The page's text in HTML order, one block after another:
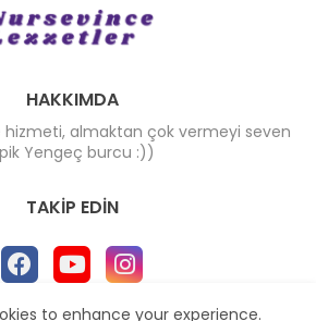
HAKKIMDA
hizmeti, almaktan çok vermeyi seven
Yengeç burcu :))
TAKIP EDIN
to enhance your experience.